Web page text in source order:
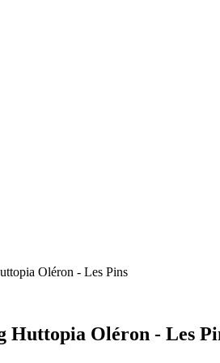
Oléron - Les Pins
Huttopia Oléron - Les